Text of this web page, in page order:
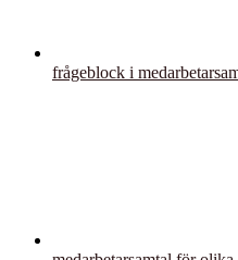
frågeblock i